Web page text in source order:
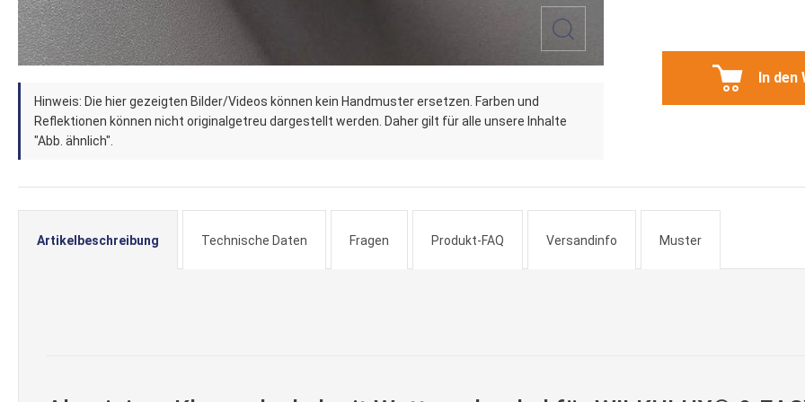
Zum
Anfang
der
Bildergalerie
springen
Hinweis: Die hier gezeigten Bilder/Videos können kein Handmuster ersetzen. Farben und
Reflektionen können nicht originalgetreu dargestellt werden. Daher gilt für alle unsere Inhalte
"Abb. ähnlich".
In den
Artikelbeschreibung Technische Daten Fragen Produkt-FAQ Versandinfo Muster